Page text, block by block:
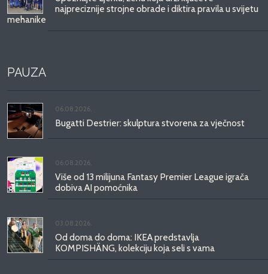
najpreciznije strojne obrade i diktira pravila u svijetu
mehanike
PAUZA
06.08.2026.
Bugatti Destrier: skulptura stvorena za vječnost
06.08.2026.
Više od 13 milijuna Fantasy Premier League igrača
dobiva AI pomoćnika
03.08.2026.
Od doma do doma: IKEA predstavlja
KOMPISHÄNG, kolekciju koja seli s vama